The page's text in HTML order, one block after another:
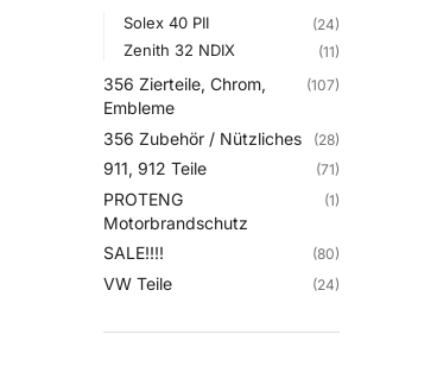
Solex 40 PII (24)
Zenith 32 NDIX (11)
356 Zierteile, Chrom,
Embleme
(107)
356 Zubehör / Nützliches (28)
911, 912 Teile (71)
PROTENG
Motorbrandschutz
(1)
SALE!!!! (80)
VW Teile (24)